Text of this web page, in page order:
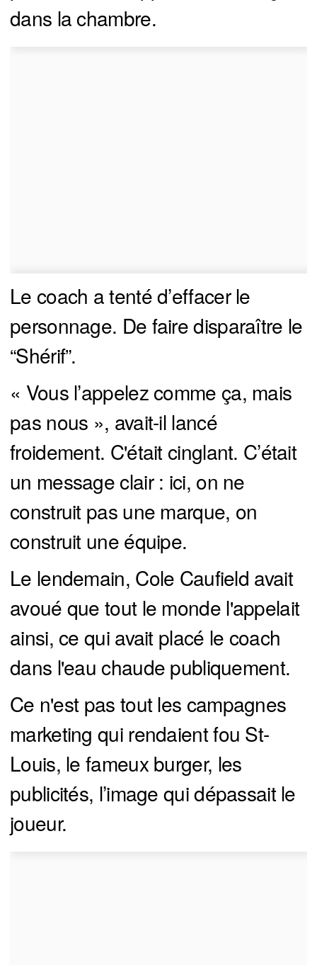
dans la chambre.
Le coach a tenté d’effacer le
personnage. De faire disparaître le
“Shérif”.
« Vous l’appelez comme ça, mais
pas nous », avait-il lancé
froidement. C'était cinglant. C’était
un message clair : ici, on ne
construit pas une marque, on
construit une équipe.
Le lendemain, Cole Caufield avait
avoué que tout le monde l'appelait
ainsi, ce qui avait placé le coach
dans l'eau chaude publiquement.
Ce n'est pas tout les campagnes
marketing qui rendaient fou St-
Louis, le fameux burger, les
publicités, l’image qui dépassait le
joueur.